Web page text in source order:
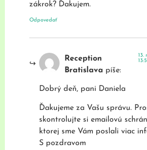
zákrok? Ďakujem.
Odpovedať
Reception
Bratislava píše:
13.
Dobrý deň, pani Daniela
Ďakujeme za Vašu správu.
skontrolujte si emailovú
ktorej sme Vám poslali viac
S pozdravom